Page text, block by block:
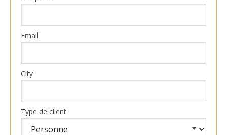
Email
City
Type de client